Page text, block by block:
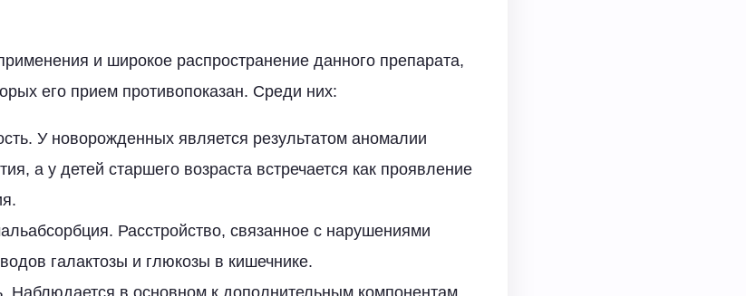
и широкое распространение данного препарата,
его прием противопоказан. Среди них:
У новорожденных является результатом аномалии
а у детей старшего возраста встречается как проявление
Расстройство, связанное с нарушениями
галактозы и глюкозы в кишечнике.
Наблюдается в основном к дополнительным компонентам,